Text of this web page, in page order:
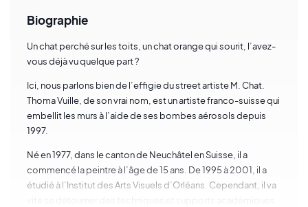
Biographie
Un chat perché sur les toits, un chat orange qui sourit, l’avez-
vous déjà vu quelque part ?
Ici, nous parlons bien de l’effigie du street artiste M. Chat.
Thoma Vuille, de son vrai nom, est un artiste franco-suisse qui
embellit les murs à l’aide de ses bombes aérosols depuis
1997.
Né en 1977, dans le canton de Neuchâtel en Suisse, il a
commencé la peintre à l’âge de 15 ans. De 1995 à 2001, il a
étudié à l’Institut des Arts Visuels d’Orléans. Cependant, il va
vite se détourner des techniques et supports académiques